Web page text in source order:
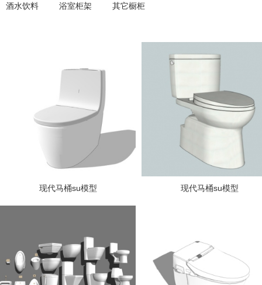
酒水饮料
浴室柜架 其它橱柜
现代马桶su模型 现代马桶su模型